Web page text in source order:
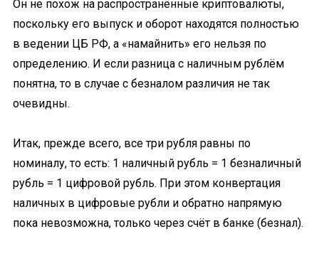
Он не похож на распространённые криптовалюты,
поскольку его выпуск и оборот находятся полностью
в ведении ЦБ РФ, а «намайнить» его нельзя по
определению. И если разница с наличным рублём
понятна, то в случае с безналом различия не так
очевидны.
Итак, прежде всего, все три рубля равны по
номиналу, то есть: 1 наличный рубль = 1 безналичный
рубль = 1 цифровой рубль. При этом конвертация
наличных в цифровые рубли и обратно напрямую
пока невозможна, только через счёт в банке (безнал).